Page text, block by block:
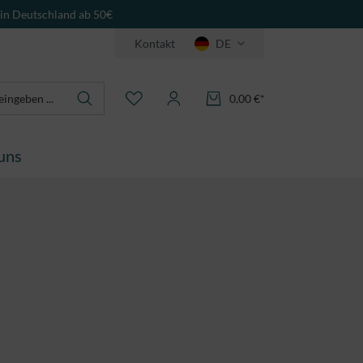
Deutschland ab 50€
Kontakt DE
0,00 €*